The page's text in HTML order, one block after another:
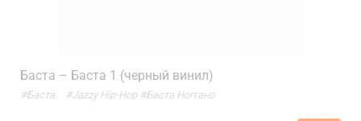
Баста – Баста 1 (черный винил)
#Баста #Jazzy Hip-Hop #Баста Ноггано